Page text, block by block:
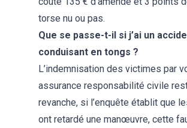
torse nu ou pas.
Que se passe-t-il si j’ai un
conduisant en tongs ?
L’indemnisation des victimes par
assurance responsabilité civile
revanche, si l’enquête établit que
ont retardé une manœuvre, cette